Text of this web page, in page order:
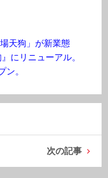
天狗」が新業態
にリニューアル。
ン。
次の記事